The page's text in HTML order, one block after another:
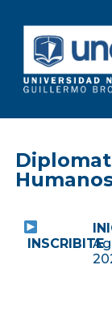
INSCRIBITE